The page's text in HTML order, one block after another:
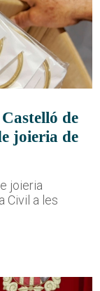
de
joieria de
joieria
Civil a les